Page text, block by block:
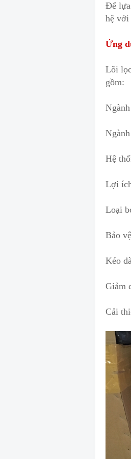
Để lựa
hệ với
Ứng
Lõi
gồm:
Hệ
Lợi
Loại
Bảo
Kéo
Giảm
Cải